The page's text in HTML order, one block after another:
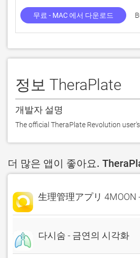
무료 - MAC 에서 다운로드
정보 TheraPlate
개발자 설명
The official TheraPlate Revolution user's
더 많은 앱이 좋아요.
生理管理アプリ
다시숨 - 금연의 시각화